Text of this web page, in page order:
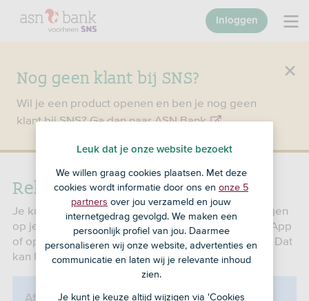
Nog geen klant bij SNS?
Wil je een product openen en ben je nog geen
klant bij SNS?Ga dan naar ASN Bank .
Inloggen
Rekeningafschriften
Je kunt op verschillende manieren de overboekingen
op je rekeningen bekijken. In Mijn SNS, in de SNS App
of op een papieren afschrift. Wil je dat aanpassen? Dat
kan hieronder.
Afschrift van een opgeheven rekening
Leuk dat je onze website bezoekt
We willen graag cookies plaatsen. Met deze
cookies wordt informatie door ons en onze 5
partners over jou verzameld en jouw
internetgedrag gevolgd. We maken een
persoonlijk profiel van jou. Daarmee
personaliseren wij onze website, advertenties en
communicatie en laten wij je relevante inhoud
zien.
Je kunt je keuze altijd wijzigen via 'Cookies